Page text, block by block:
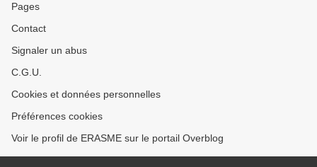
Pages
Contact
Signaler un abus
C.G.U.
Cookies et données personnelles
Préférences cookies
Voir le profil de ERASME sur le portail Overblog